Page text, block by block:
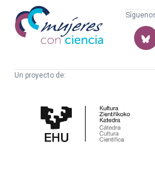
Mujeres
con
ciencia
Un proyecto de:
Cultura
Científica